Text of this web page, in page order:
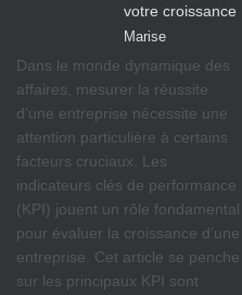
votre croissance
Marise
Dans le monde dynamique des
affaires, mesurer la réussite
d’une entreprise nécessite une
attention particulière à certains
facteurs cruciaux. Les
indicateurs clés de performance
(KPI) jouent un rôle fondamental
pour évaluer la croissance d’une
entreprise. Cet article se penche
sur les principaux KPI sont